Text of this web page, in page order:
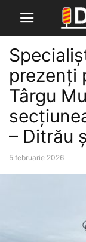
prezenți
Târgu
– Ditrău
5 februarie 2026